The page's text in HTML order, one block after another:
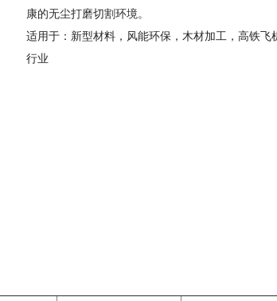
康的无尘打磨切割环境。
适用于：新型材料，风能环保，木材加工，高铁
行业